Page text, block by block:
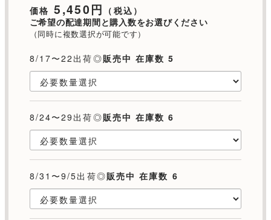
価格 5,450円 （税込）
ご希望の配達期間と購入数をお選びください
（同時に複数選択が可能です）
8/17〜22出荷◎販売中 在庫数 5
8/24〜29出荷◎販売中 在庫数 6
8/31〜9/5出荷◎販売中 在庫数 6